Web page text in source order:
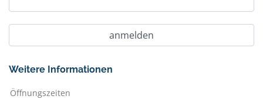
Weitere Informationen
Öffnungszeiten